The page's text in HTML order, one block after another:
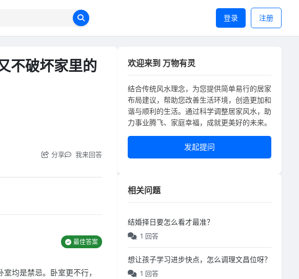
登录 注册
不破坏家里的
分享 我来回答
最佳答案
均是禁忌。卧室更不行，
欢迎来到 万物有灵
结合传统风水理念，为您提供简单易行的居家
布局建议，帮助您改善生活环境，创造更加和
谐与顺利的生活。通过科学调整居家风水，助
力事业腾飞、家庭幸福，成就更美好的未来。
发起提问
相关问题
结婚择日要怎么看才最准？
1 回答
想让孩子学习进步快点，怎么调理文昌位呀？
1 回答